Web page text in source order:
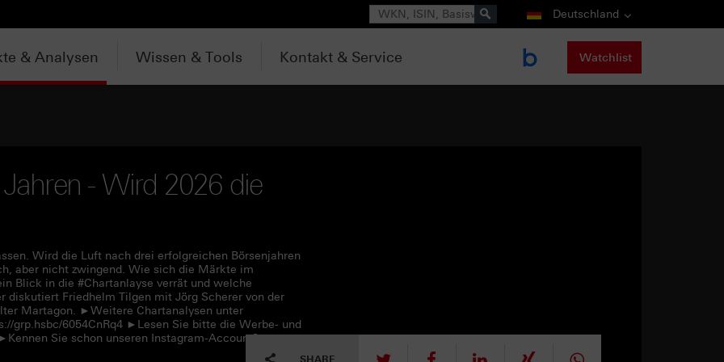
Suche Deutschland
& Analysen Wissen & Tools Kontakt & Service Watchlist
- Wird 2026 die
Wird die Luft nach drei erfolgreichen Börsenjahren
aber nicht zwingend. Wie sich die Märkte im
Blick in die #Chartanlayse verrät und welche
diskutiert Friedhelm Tilgen mit Jörg Scherer von der
Martagon. ►Weitere Chartanalysen unter
grp.hsbc/6054CnRq4 ►Lesen Sie bitte die Werbe- und
Sie schon unseren Instagram-Account?
SHARE tweet mitteilen